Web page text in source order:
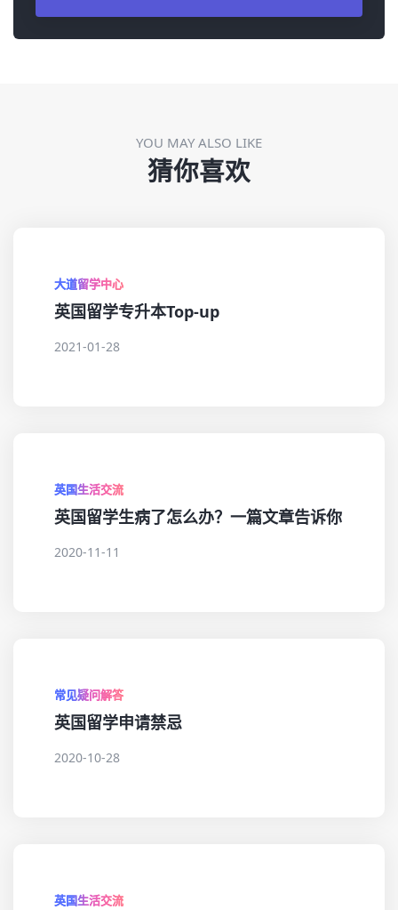
YOU MAY ALSO LIKE
猜你喜欢
大道留学中心
英国留学专升本Top-up
2021-01-28
英国生活交流
英国留学生病了怎么办？一篇文章告诉你
2020-11-11
常见疑问解答
英国留学申请禁忌
2020-10-28
英国生活交流